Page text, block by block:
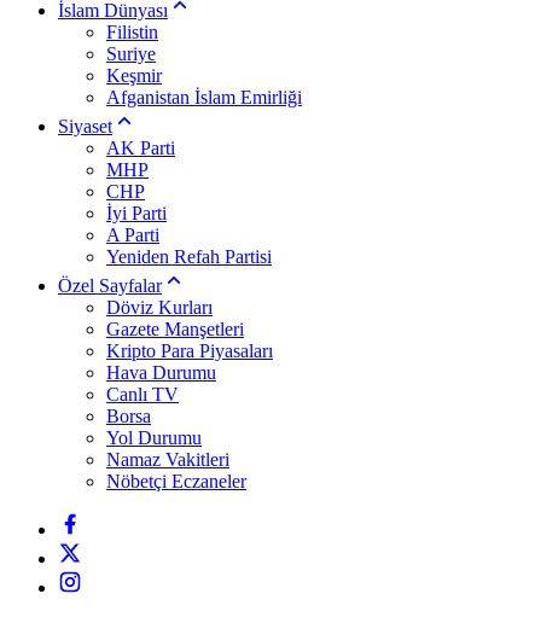
İslam Dünyası
Filistin
Suriye
Keşmir
Afganistan İslam Emirliği
Siyaset
AK Parti
MHP
CHP
İyi Parti
A Parti
Yeniden Refah Partisi
Özel Sayfalar
Döviz Kurları
Gazete Manşetleri
Kripto Para Piyasaları
Hava Durumu
Canlı TV
Borsa
Yol Durumu
Namaz Vakitleri
Nöbetçi Eczaneler